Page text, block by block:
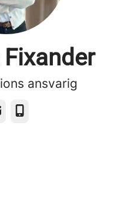
ansvarig
Telefon